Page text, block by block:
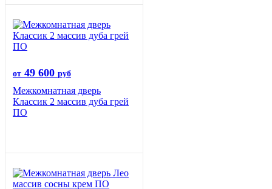
от 49 600 руб
Межкомнатная дверь
Классик 2 массив дуба грей
ПО